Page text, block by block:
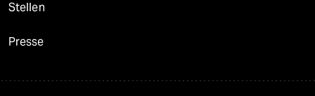
Stellen
Presse